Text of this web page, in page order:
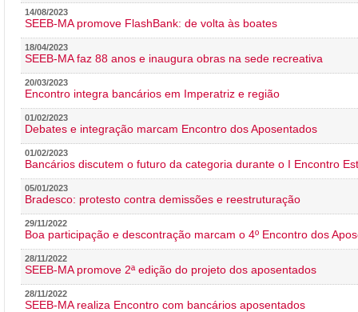
14/08/2023
SEEB-MA promove FlashBank: de volta às boates
18/04/2023
SEEB-MA faz 88 anos e inaugura obras na sede recreativa
20/03/2023
Encontro integra bancários em Imperatriz e região
01/02/2023
Debates e integração marcam Encontro dos Aposentados
01/02/2023
Bancários discutem o futuro da categoria durante o I Encontro
05/01/2023
Bradesco: protesto contra demissões e reestruturação
29/11/2022
Boa participação e descontração marcam o 4º Encontro dos
28/11/2022
SEEB-MA promove 2ª edição do projeto dos aposentados
28/11/2022
SEEB-MA realiza Encontro com bancários aposentados